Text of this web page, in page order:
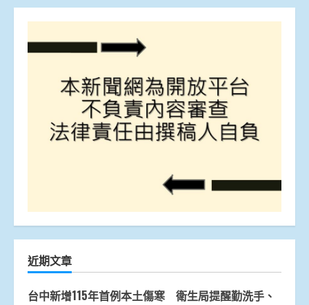
近期文章
台中新增115年首例本土傷寒 衛生局提醒勤洗手、